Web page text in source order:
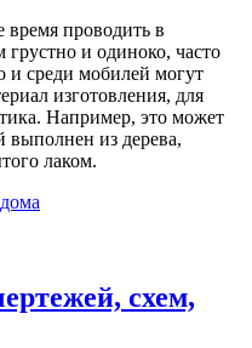
проводить в
и одиноко, часто
и среди мобилей могут
изготовления, для
Например, это может
выполнен из дерева,
лаком.
схем,